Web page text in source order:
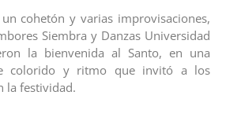
cohetón y varias improvisaciones,
Siembra y Danzas Universidad
la bienvenida al Santo, en una
colorido y ritmo que invitó a los
la festividad.